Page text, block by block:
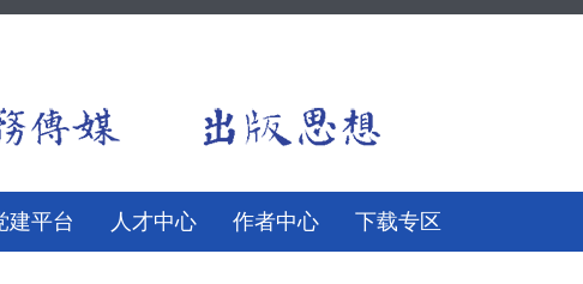
建平台 人才中心 作者中心 下载专区